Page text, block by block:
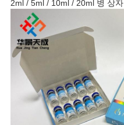
2ml / 5ml / 10ml / 20ml 병 상자